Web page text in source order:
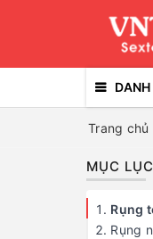
Trang chủ
MỤC LỤC
Rụng
Rụng